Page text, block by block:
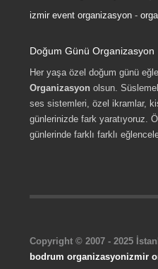
izmir event organizasyon -
Doğum Günü Organizasyon
Her yaşa özel doğum günü
Organizasyon olsun.
ses sistemleri, özel ikramlar,
günlerinizde fark yaratıyoruz.
günlerinde farklı farklı
Copyright © 2007 - 2025
bodrum organizasyonizmir